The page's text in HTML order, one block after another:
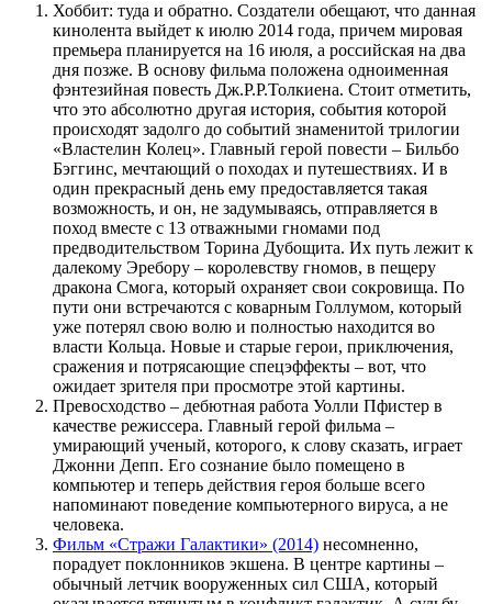
Хоббит: туда и обратно. Создатели обещают, что данная
кинолента выйдет к июлю 2014 года, причем мировая
премьера планируется на 16 июля, а российская на два
дня позже. В основу фильма положена одноименная
фэнтезийная повесть Дж.Р.Р.Толкиена. Стоит отметить,
что это абсолютно другая история, события которой
происходят задолго до событий знаменитой трилогии
«Властелин Колец». Главный герой повести – Бильбо
Бэггинс, мечтающий о походах и путешествиях. И в
один прекрасный день ему предоставляется такая
возможность, и он, не задумываясь, отправляется в
поход вместе с 13 отважными гномами под
предводительством Торина Дубощита. Их путь лежит к
далекому Эребору – королевству гномов, в пещеру
дракона Смога, который охраняет свои сокровища. По
пути они встречаются с коварным Голлумом, который
уже потерял свою волю и полностью находится во
власти Кольца. Новые и старые герои, приключения,
сражения и потрясающие спецэффекты – вот, что
ожидает зрителя при просмотре этой картины.
Превосходство – дебютная работа Уолли Пфистер в
качестве режиссера. Главный герой фильма –
умирающий ученый, которого, к слову сказать, играет
Джонни Депп. Его сознание было помещено в
компьютер и теперь действия героя больше всего
напоминают поведение компьютерного вируса, а не
человека.
Фильм «Стражи Галактики» (2014) несомненно,
порадует поклонников экшена. В центре картины –
обычный летчик вооруженных сил США, который